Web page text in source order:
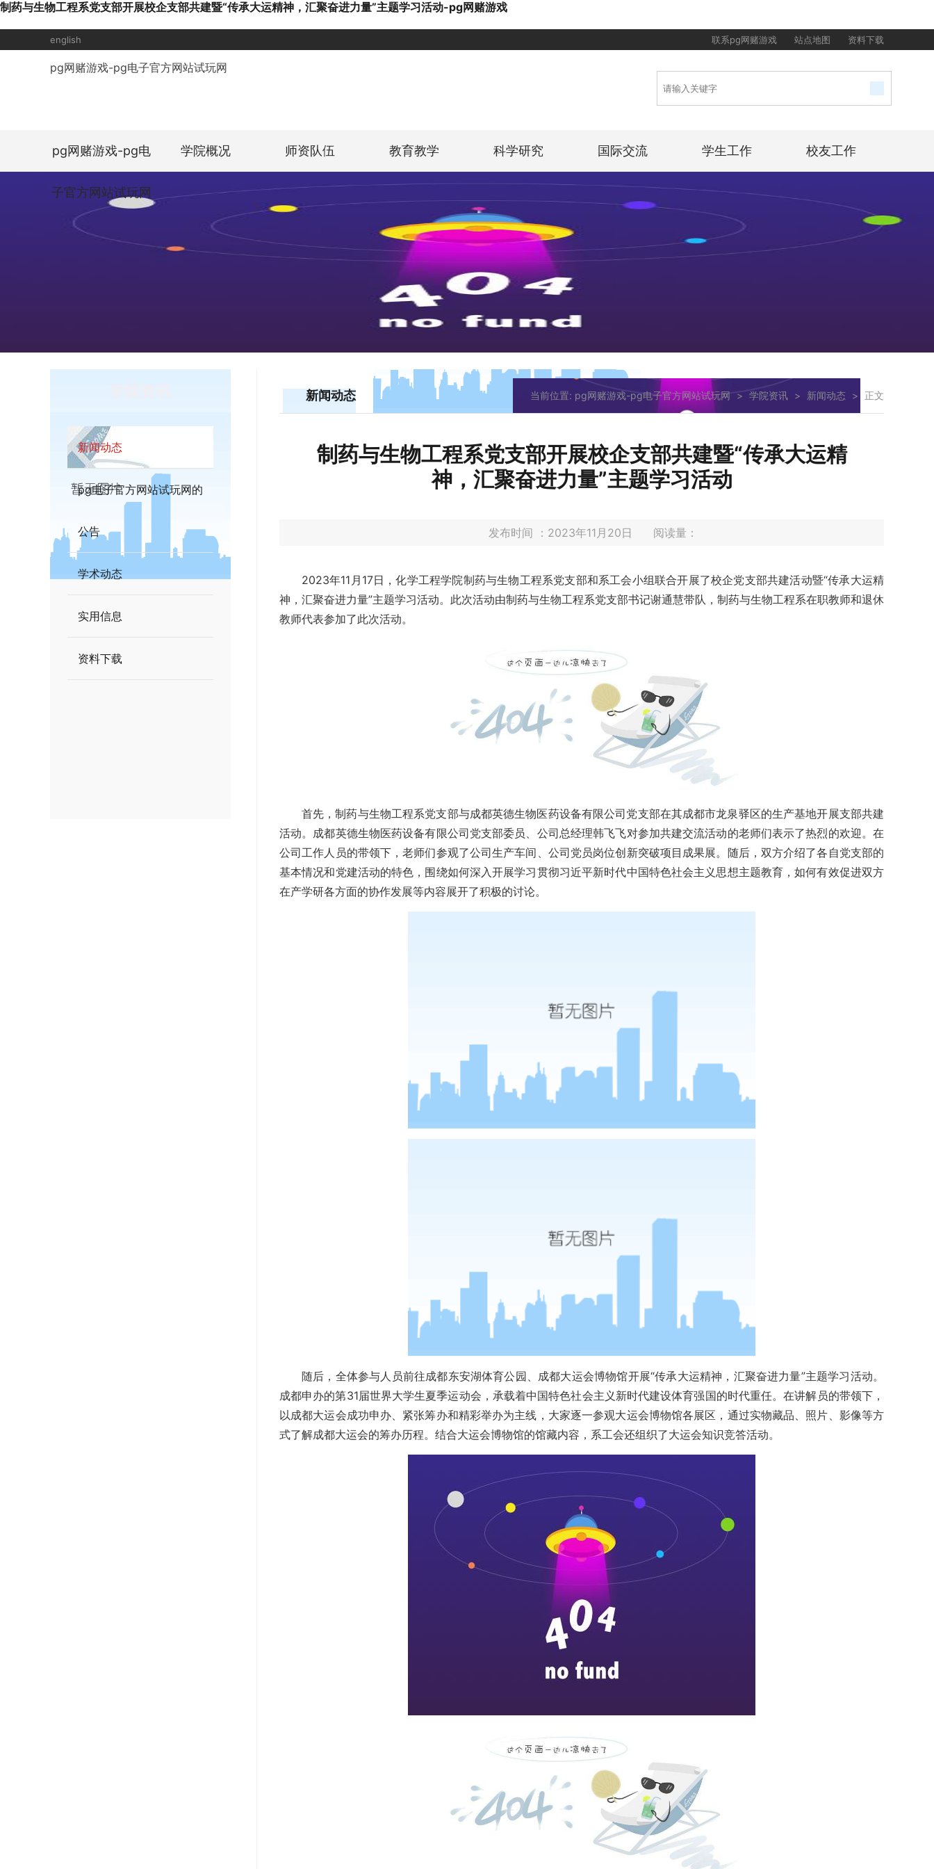
制药与生物工程系党支部开展校企支部共建暨“传承大运精神，汇聚奋进力量”主题学习活动-pg网赌游戏
english 资料下载
站点地图
联系pg网赌游戏
pg网赌游戏-pg电子官方网站试玩网
pg网赌游戏-pg电
子官方网站试玩网
学院概况 师资队伍 教育教学 科学研究 国际交流 学生工作 校友工作
学院资讯
新闻动态
pg电子官方网站试玩网的
公告
学术动态
实用信息
资料下载
新闻动态 当前位置: pg网赌游戏-pg电子官方网站试玩网 > 学院资讯 > 新闻动态 > 正文
制药与生物工程系党支部开展校企支部共建暨“传承大运精
神，汇聚奋进力量”主题学习活动
发布时间 ：2023年11月20日 阅读量：
2023年11月17日，化学工程学院制药与生物工程系党支部和系工会小组联合开展了校企党支部共建活动暨“传承大运精
神，汇聚奋进力量”主题学习活动。此次活动由制药与生物工程系党支部书记谢通慧带队，制药与生物工程系在职教师和退休
教师代表参加了此次活动。
首先，制药与生物工程系党支部与成都英德生物医药设备有限公司党支部在其成都市龙泉驿区的生产基地开展支部共建
活动。成都英德生物医药设备有限公司党支部委员、公司总经理韩飞飞对参加共建交流活动的老师们表示了热烈的欢迎。在
公司工作人员的带领下，老师们参观了公司生产车间、公司党员岗位创新突破项目成果展。随后，双方介绍了各自党支部的
基本情况和党建活动的特色，围绕如何深入开展学习贯彻习近平新时代中国特色社会主义思想主题教育，如何有效促进双方
在产学研各方面的协作发展等内容展开了积极的讨论。
随后，全体参与人员前往成都东安湖体育公园、成都大运会博物馆开展“传承大运精神，汇聚奋进力量”主题学习活动。
成都申办的第31届世界大学生夏季运动会，承载着中国特色社会主义新时代建设体育强国的时代重任。在讲解员的带领下，
以成都大运会成功申办、紧张筹办和精彩举办为主线，大家逐一参观大运会博物馆各展区，通过实物藏品、照片、影像等方
式了解成都大运会的筹办历程。结合大运会博物馆的馆藏内容，系工会还组织了大运会知识竞答活动。